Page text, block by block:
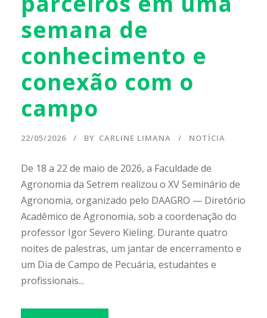
semana de
conhecimento e
conexão com o
campo
22/05/2026 BY CARLINE LIMANA NOTÍCIA
De 18 a 22 de maio de 2026, a Faculdade de
Agronomia da Setrem realizou o XV Seminário de
Agronomia, organizado pelo DAAGRO — Diretório
Acadêmico de Agronomia, sob a coordenação do
professor Igor Severo Kieling. Durante quatro
noites de palestras, um jantar de encerramento e
um Dia de Campo de Pecuária, estudantes e
profissionais...